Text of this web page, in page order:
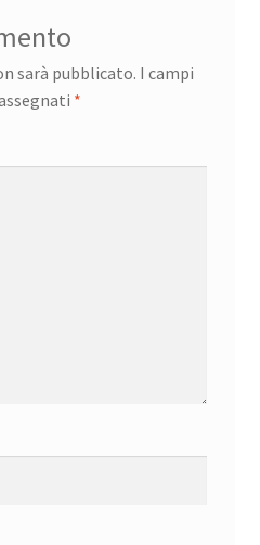
sarà pubblicato. I campi
*